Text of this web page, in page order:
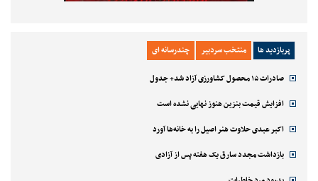
پربازدید ها منتخب سردبیر چندرسانه ای
صادرات ۱۵ محصول کشاورزی آزاد شد+ جدول
افزایش قیمت بنزین هنوز نهایی نشده است
اکبر عبدی حلاوت هنر اصیل را به خانه‌ها آورد
بازداشت مجدد سارق یک هفته پس از آزادی